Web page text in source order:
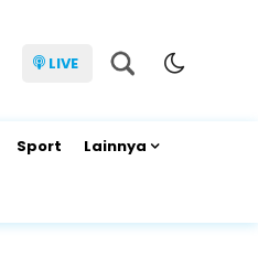
LIVE
Sport Lainnya